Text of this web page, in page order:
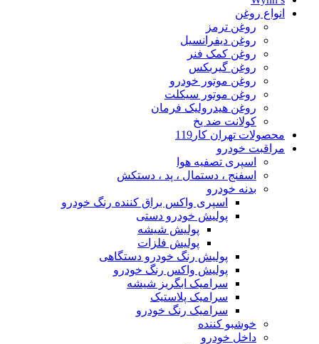
انواع روغن
روغن ترمز
روغن دیفرانسیل
روغن کمک فنر
روغن گیربکس
روغن موتور خودرو
روغن موتور سیکلت
روغن هیدرولیک فرمان
کولانت ضد یخ
محصولات تهران کار119
مراقبت خودرو
اسپری تصفیه هوا
اسفنج ، دستمال ، پد ، دستکش
بدنه خودرو
اسپری واکس براق کننده رنگ خودرو
پولیش خودرو دستی
پولیش شیشه
پولیش فلزات
پولیش رنگ خودرو دستگاهی
پولیش واکس رنگ خودرو
سرامیک ابگریز شیشه
سرامیک پلاستیک
سرامیک رنگ خودرو
خوشبو کننده
داخل خودرو